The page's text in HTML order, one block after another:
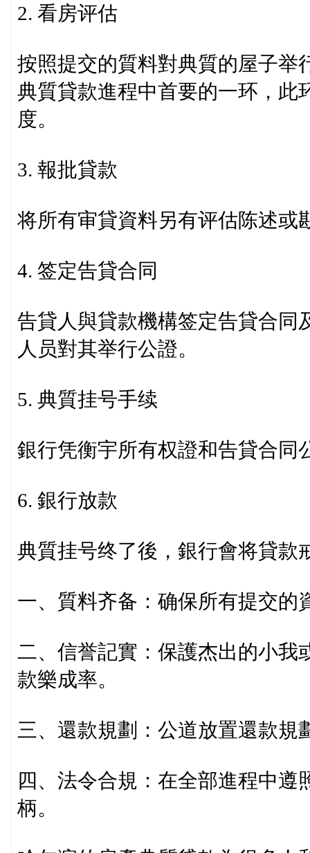
2. 看房评估
按照提交的質料對典質的屋子举
典質貸款進程中首要的一环，此
度。
3. 報批貸款
将所有审貸資料另有评估陈述或
4. 签定告貸合同
告貸人與貸款機構签定告貸合同
人员對其举行公證。
5. 典質挂号手续
銀行凭衡宇所有权證和告貸合同
6. 銀行放款
典質挂号终了後，銀行會将貸款
一、質料齐备：确保所有提交的
二、信誉記實：保護杰出的小我
款樂成率。
三、還款規劃：公道放置還款規
四、法令合規：在全部進程中遵
柄。